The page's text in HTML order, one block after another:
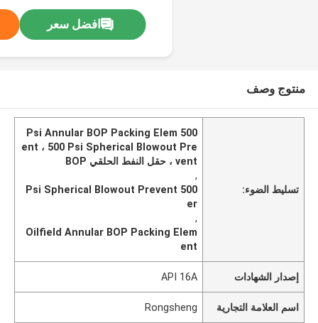
افضل سعر
منتوج وصف
تسليط الضوء:
500 Psi Annular BOP Packing Elem
ent ، 500 Psi Spherical Blowout Pre
vent ، حقل النفط الحلقي BOP
,
500 Psi Spherical Blowout Prevent
er
,
Oilfield Annular BOP Packing Elem
ent
إصدار الشهادات API 16A
اسم العلامة التجارية Rongsheng